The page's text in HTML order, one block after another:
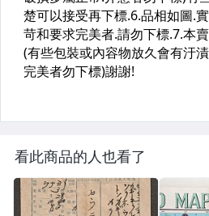
看此商品的人也看了